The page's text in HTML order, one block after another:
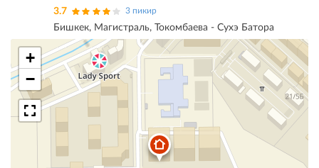
3.7 3 пикир
Бишкек, Магистраль, Токомбаева - Сухэ Батора
+
−